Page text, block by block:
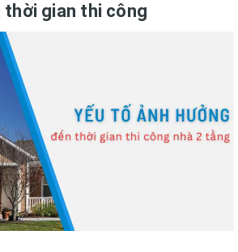
thời gian thi công